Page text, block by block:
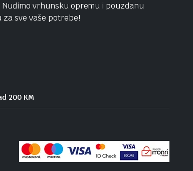
Nudimo vrhunsku opremu i pouzdanu
za sve vaše potrebe!
200 KM